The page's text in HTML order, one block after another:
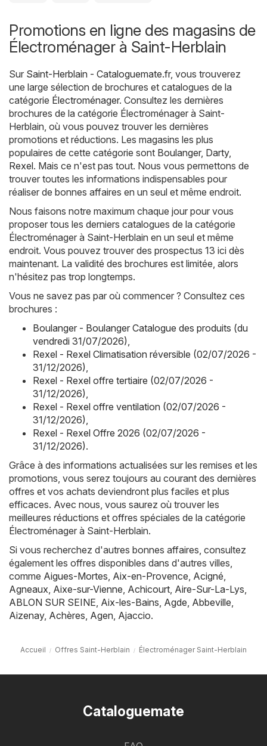
Promotions en ligne des magasins de
Électroménager à Saint-Herblain
Sur Saint-Herblain - Cataloguemate.fr, vous trouverez
une large sélection de brochures et catalogues de la
catégorie Électroménager. Consultez les dernières
brochures de la catégorie Électroménager à Saint-
Herblain, où vous pouvez trouver les dernières
promotions et réductions. Les magasins les plus
populaires de cette catégorie sont Boulanger, Darty,
Rexel. Mais ce n'est pas tout. Nous vous permettons de
trouver toutes les informations indispensables pour
réaliser de bonnes affaires en un seul et même endroit.
Nous faisons notre maximum chaque jour pour vous
proposer tous les derniers catalogues de la catégorie
Électroménager à Saint-Herblain en un seul et même
endroit. Vous pouvez trouver des prospectus 13 ici dès
maintenant. La validité des brochures est limitée, alors
n'hésitez pas trop longtemps.
Vous ne savez pas par où commencer ? Consultez ces
brochures :
Boulanger - Boulanger Catalogue des produits (du
vendredi 31/07/2026)
Rexel - Rexel Climatisation réversible (02/07/2026 -
31/12/2026)
Rexel - Rexel offre tertiaire (02/07/2026 -
31/12/2026)
Rexel - Rexel offre ventilation (02/07/2026 -
31/12/2026)
Rexel - Rexel Offre 2026 (02/07/2026 -
31/12/2026).
Grâce à des informations actualisées sur les remises et les
promotions, vous serez toujours au courant des dernières
offres et vos achats deviendront plus faciles et plus
efficaces. Avec nous, vous saurez où trouver les
meilleures réductions et offres spéciales de la catégorie
Électroménager à Saint-Herblain.
Si vous recherchez d'autres bonnes affaires, consultez
également les offres disponibles dans d'autres villes,
comme Aigues-Mortes Aix-en-Provence Acigné
Agneaux Aixe-sur-Vienne Achicourt Aire-Sur-La-Lys
ABLON SUR SEINE Aix-les-Bains Agde Abbeville
Aizenay, Achères Agen Ajaccio.
Accueil Offres Saint-Herblain Électroménager Saint-Herblain
Cataloguemate